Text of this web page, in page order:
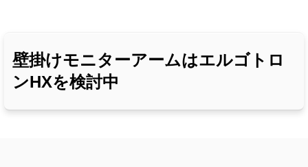
壁掛けモニターアームはエルゴトロ
ンHXを検討中